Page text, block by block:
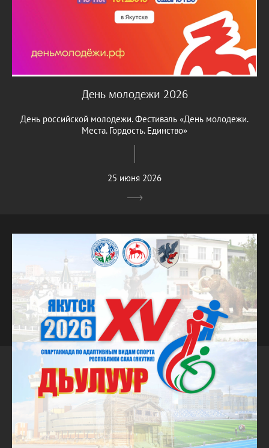
День молодежи 2026
День российской молодежи. Фестиваль «День молодежи.
Места. Гордость. Единство»
25 июня 2026